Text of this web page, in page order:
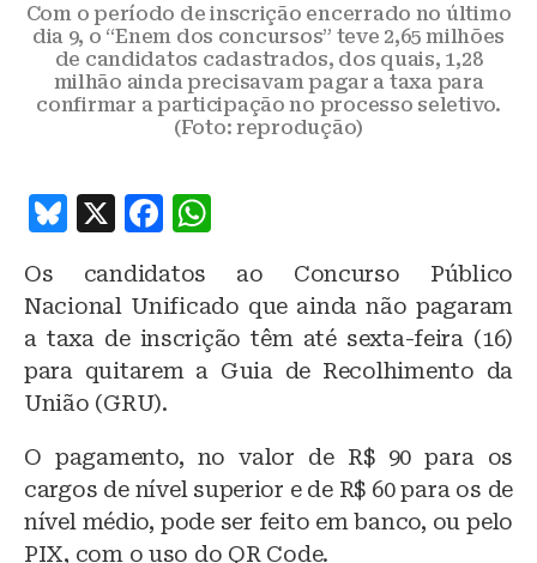
Com o período de inscrição encerrado no último
dia 9, o “Enem dos concursos” teve 2,65 milhões
de candidatos cadastrados, dos quais, 1,28
milhão ainda precisavam pagar a taxa para
confirmar a participação no processo seletivo.
(Foto: reprodução)
B
e
s
k
y
X
F
c
e
b
o
o
k
at
s
A
p
Os candidatos ao Concurso Público
Nacional Unificado que ainda não pagaram
a taxa de inscrição têm até sexta-feira (16)
para quitarem a Guia de Recolhimento da
União (GRU).
O pagamento, no valor de R$ 90 para os
cargos de nível superior e de R$ 60 para os de
nível médio, pode ser feito em banco, ou pelo
PIX, com o uso do QR Code.